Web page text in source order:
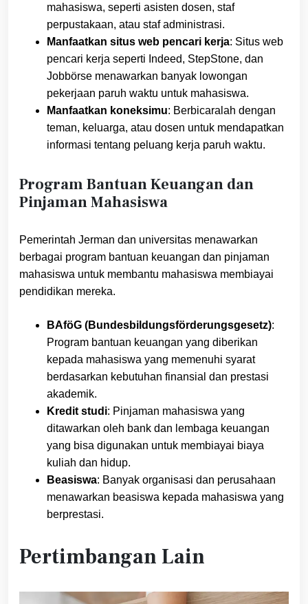
mahasiswa, seperti asisten dosen, staf
perpustakaan, atau staf administrasi.
Manfaatkan situs web pencari kerja: Situs web
pencari kerja seperti Indeed, StepStone, dan
Jobbörse menawarkan banyak lowongan
pekerjaan paruh waktu untuk mahasiswa.
Manfaatkan koneksimu: Berbicaralah dengan
teman, keluarga, atau dosen untuk mendapatkan
informasi tentang peluang kerja paruh waktu.
Program Bantuan Keuangan dan
Pinjaman Mahasiswa
Pemerintah Jerman dan universitas menawarkan
berbagai program bantuan keuangan dan pinjaman
mahasiswa untuk membantu mahasiswa membiayai
pendidikan mereka.
BAföG (Bundesbildungsförderungsgesetz):
Program bantuan keuangan yang diberikan
kepada mahasiswa yang memenuhi syarat
berdasarkan kebutuhan finansial dan prestasi
akademik.
Kredit studi: Pinjaman mahasiswa yang
ditawarkan oleh bank dan lembaga keuangan
yang bisa digunakan untuk membiayai biaya
kuliah dan hidup.
Beasiswa: Banyak organisasi dan perusahaan
menawarkan beasiswa kepada mahasiswa yang
berprestasi.
Pertimbangan Lain